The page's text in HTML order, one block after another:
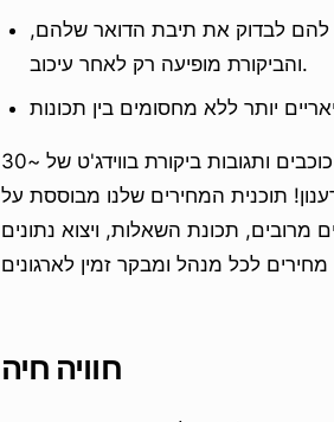
להם לבדוק את תיבת הדואר שלהם,
והביקורת מופיעה רק לאחר עיכוב.
פאסטקומנטים מספקים דירוגי כוכבים ותגובות ביקורת בווידג'ט של ~30KB שמעדכן בזמן אמת. ביקורות
תוכנית המחירים שלנו מבוססת על
מרובים, תכונת השאלות, ויצוא נתונים
חוויה חיה